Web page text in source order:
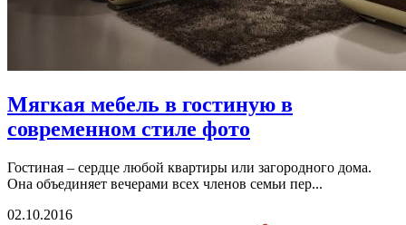
Мягкая мебель в гостиную в
современном стиле фото
Гостиная – сердце любой квартиры или загородного дома.
Она объединяет вечерами всех членов семьи пер...
02.10.2016